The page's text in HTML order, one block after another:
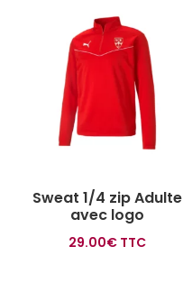
Sweat 1/4 zip Adulte
avec logo
29.00€ TTC